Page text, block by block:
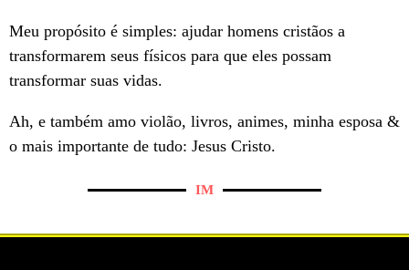
Meu propósito é simples: ajudar homens cristãos a
transformarem seus físicos para que eles possam
transformar suas vidas.
Ah, e também amo violão, livros, animes, minha esposa &
o mais importante de tudo: Jesus Cristo.
IM